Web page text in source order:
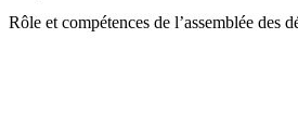
Rôle et compétences de l’assemblée des